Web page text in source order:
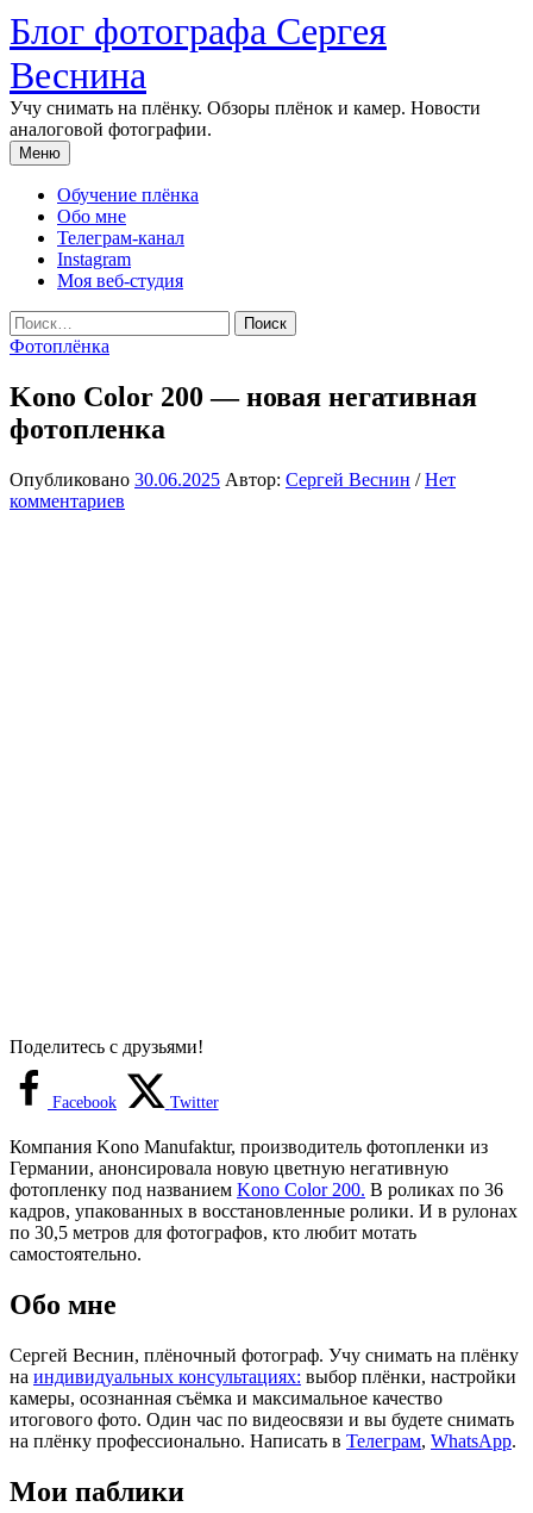
Перейти
к
содержимому
Блог фотографа Сергея
Веснина
Учу снимать на плёнку. Обзоры плёнок и камер. Новости
аналоговой фотографии.
Меню
Обучение плёнка
Обо мне
Телеграм-канал
Instagram
Моя веб-студия
Найти:
Фотоплёнка
Kono Color 200 — новая негативная
фотопленка
Опубликовано 30.06.2025 Автор: Сергей Веснин /Нет
комментариев
Поделитесь с друзьями!
Facebook Twitter
Компания Kono Manufaktur, производитель фотопленки из
Германии, анонсировала новую цветную негативную
фотопленку под названием Kono Color 200. В роликах по 36
кадров, упакованных в восстановленные ролики. И в рулонах
по 30,5 метров для фотографов, кто любит мотать
самостоятельно.
Обо мне
Сергей Веснин, плёночный фотограф. Учу снимать на плёнку
на индивидуальных консультациях: выбор плёнки, настройки
камеры, осознанная съёмка и максимальное качество
итогового фото. Один час по видеосвязи и вы будете снимать
на плёнку профессионально. Написать в Телеграм, WhatsApp.
Мои паблики